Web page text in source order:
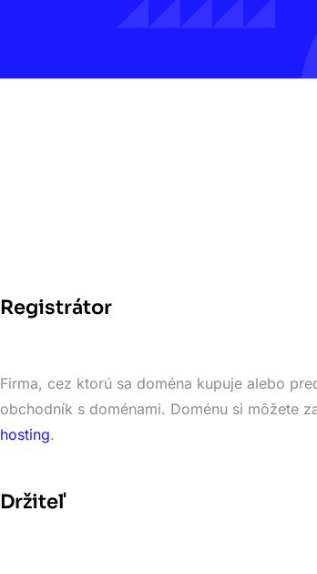
Registrátor
Firma, cez ktorú sa doména kupuje alebo
obchodník s doménami. Doménu si môžete
hosting.
Držiteľ